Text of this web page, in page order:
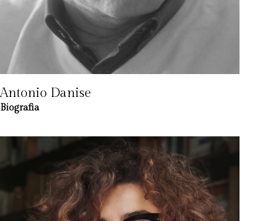
Antonio Danise
Biografia